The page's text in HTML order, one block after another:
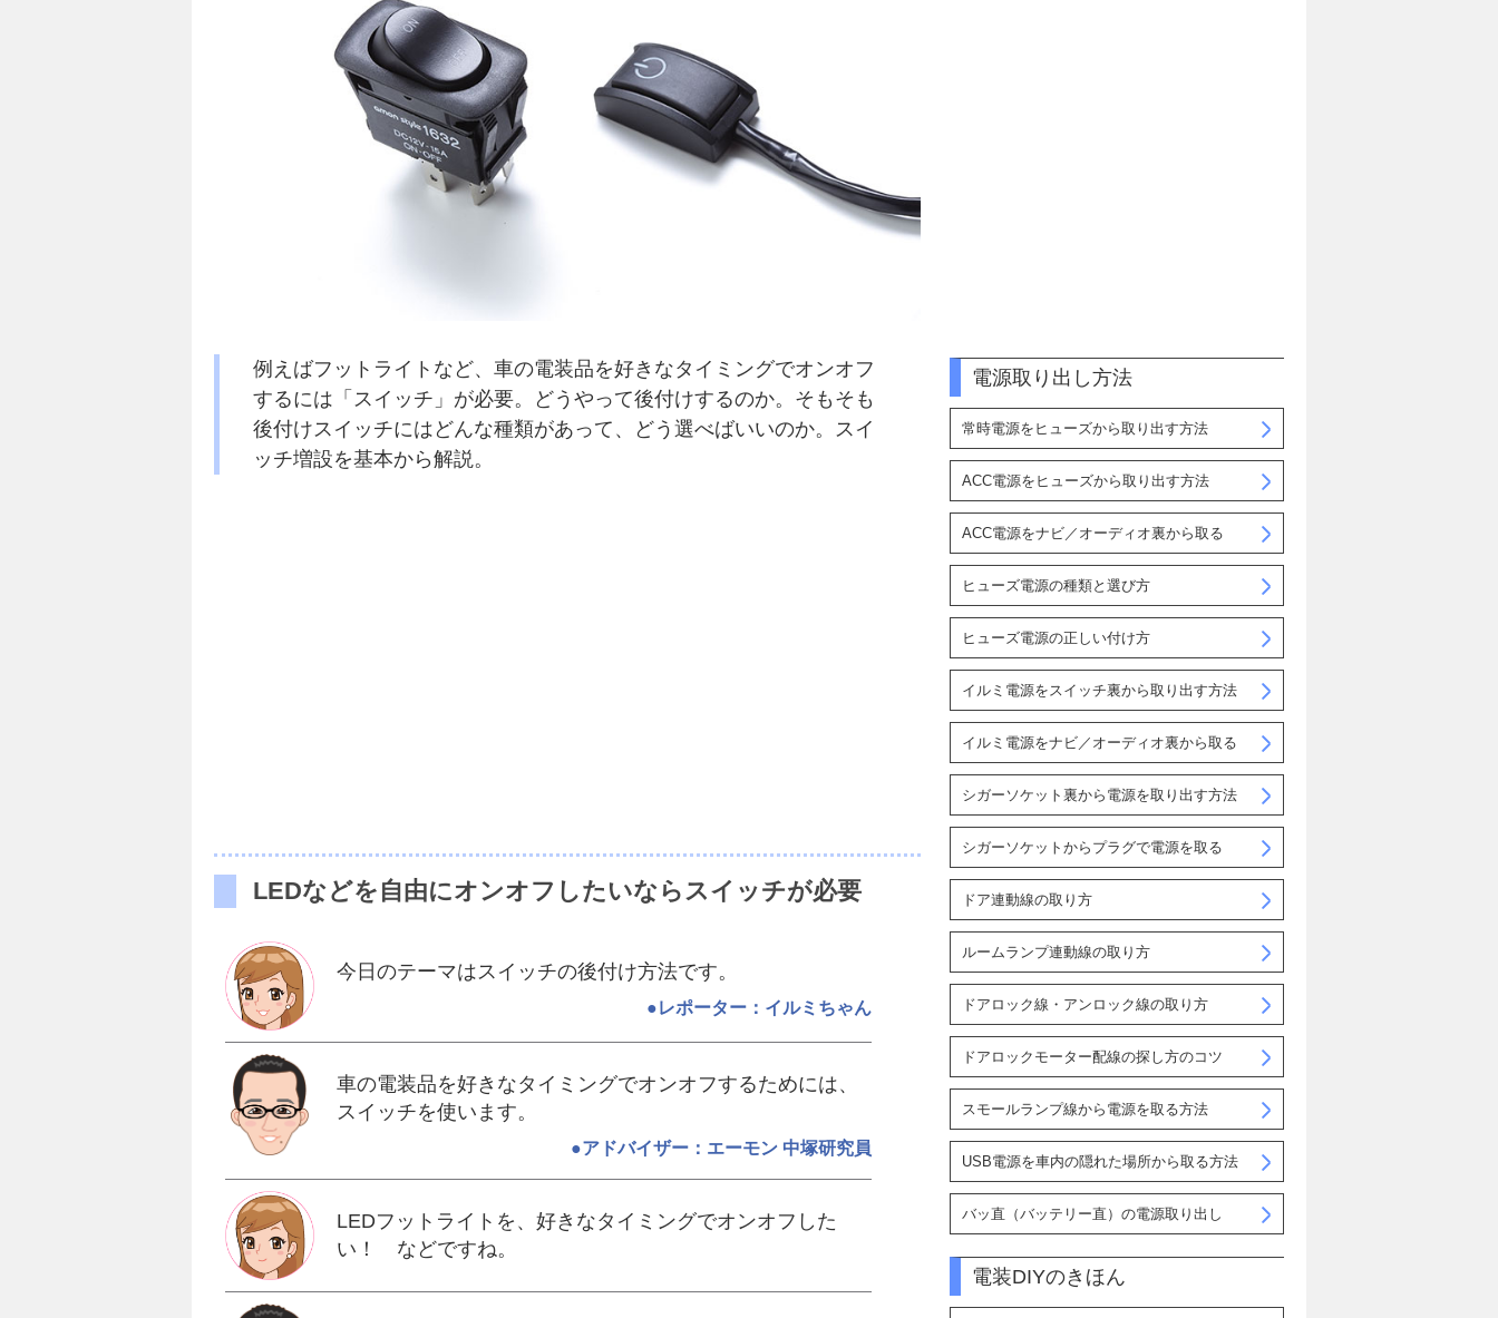
例えばフットライトなど、車の電装品を好きなタイミングでオンオフ
するには「スイッチ」が必要。どうやって後付けするのか。そもそも
後付けスイッチにはどんな種類があって、どう選べばいいのか。スイ
ッチ増設を基本から解説。
LEDなどを自由にオンオフしたいならスイッチが必要
今日のテーマはスイッチの後付け方法です。
●レポーター：イルミちゃん
車の電装品を好きなタイミングでオンオフするためには、
スイッチを使います。
●アドバイザー：エーモン 中塚研究員
LEDフットライトを、好きなタイミングでオンオフした
い！ などですね。
電源取り出し方法
常時電源をヒューズから取り出す方法
ACC電源をヒューズから取り出す方法
ACC電源をナビ／オーディオ裏から取る
ヒューズ電源の種類と選び方
ヒューズ電源の正しい付け方
イルミ電源をスイッチ裏から取り出す方法
イルミ電源をナビ／オーディオ裏から取る
シガーソケット裏から電源を取り出す方法
シガーソケットからプラグで電源を取る
ドア連動線の取り方
ルームランプ連動線の取り方
ドアロック線・アンロック線の取り方
ドアロックモーター配線の探し方のコツ
スモールランプ線から電源を取る方法
USB電源を車内の隠れた場所から取る方法
バッ直（バッテリー直）の電源取り出し
電装DIYのきほん